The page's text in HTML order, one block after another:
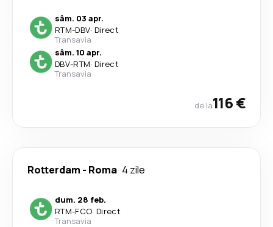
sâm. 03 apr.
RTM-DBV· Direct
Transavia
sâm. 10 apr.
DBV-RTM· Direct
Transavia
de la116 €
Rotterdam - Roma 4 zile
dum. 28 feb.
RTM-FCO· Direct
Transavia